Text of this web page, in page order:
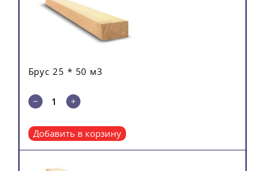
Брус 25 * 50 м3
Добавить в корзину